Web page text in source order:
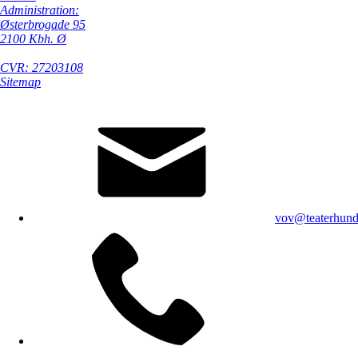
Administration:
Østerbrogade 95
2100 Kbh. Ø
CVR: 27203108
Sitemap